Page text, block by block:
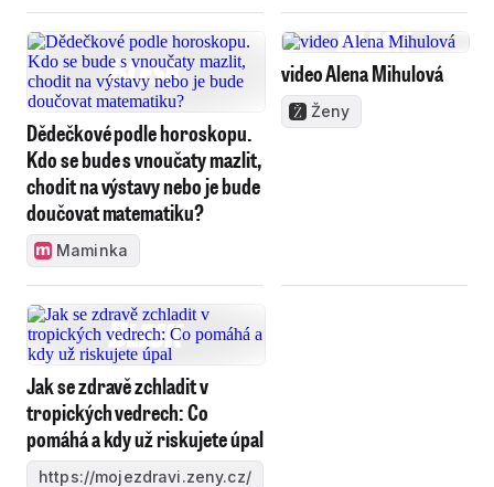
Dědečkové podle horoskopu.
Kdo se bude s vnoučaty mazlit,
chodit na výstavy nebo je bude
doučovat matematiku?
Maminka
video Alena Mihulová
Ženy
Jak se zdravě zchladit v
tropických vedrech: Co
pomáhá a kdy už riskujete úpal
https://mojezdravi.zeny.cz/